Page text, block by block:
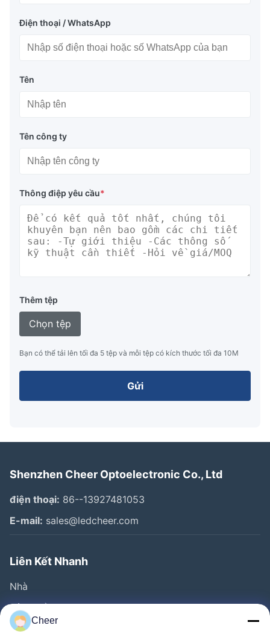
Điện thoại / WhatsApp
Tên
Tên công ty
Thông điệp yêu cầu*
Thêm tệp
Chọn tệp
Bạn có thể tải lên tối đa 5 tệp và mỗi tệp có kích thước tối đa 10M
Gửi
Shenzhen Cheer Optoelectronic Co., Ltd
điện thoại: 86--13927481053
E-mail: sales@ledcheer.com
Liên Kết Nhanh
Nhà
Sản Phẩm
Về Chúng Tôi
Cheer